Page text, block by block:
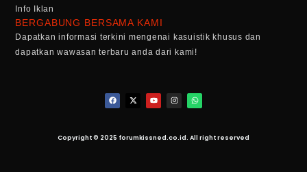
Info Iklan
BERGABUNG BERSAMA KAMI
Dapatkan informasi terkini mengenai kasuistik khusus dan
dapatkan wawasan terbaru anda dari kami!
Copyright © 2025 forumkissned.co.id. All right reserved